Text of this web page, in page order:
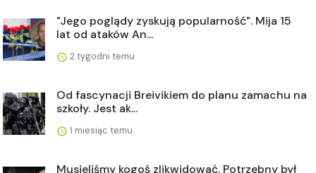
"Jego poglądy zyskują popularność". Mija 15
lat od ataków An...
2 tygodni temu
Od fascynacji Breivikiem do planu zamachu na
szkoły. Jest ak...
1 miesiąc temu
Musieliśmy kogoś zlikwidować. Potrzebny był